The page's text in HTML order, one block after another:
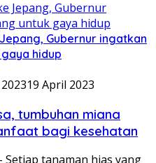
Gubernur ingatkan
hidup
19 April 2023
tumbuhan miana
bagi kesehatan
Setiap tanaman hias yang